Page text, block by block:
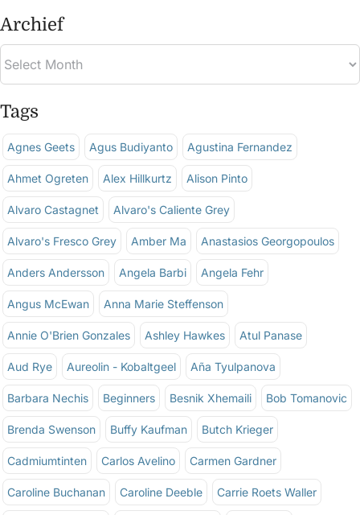
Archief
Tags
Agnes Geets Agus Budiyanto Agustina Fernandez
Ahmet Ogreten Alex Hillkurtz Alison Pinto
Alvaro Castagnet Alvaro's Caliente Grey
Alvaro's Fresco Grey Amber Ma Anastasios Georgopoulos
Anders Andersson Angela Barbi Angela Fehr
Angus McEwan Anna Marie Steffenson
Annie O'Brien Gonzales Ashley Hawkes Atul Panase
Aud Rye Aureolin - Kobaltgeel Aña Tyulpanova
Barbara Nechis Beginners Besnik Xhemaili Bob Tomanovic
Brenda Swenson Buffy Kaufman Butch Krieger
Cadmiumtinten Carlos Avelino Carmen Gardner
Caroline Buchanan Caroline Deeble Carrie Roets Waller